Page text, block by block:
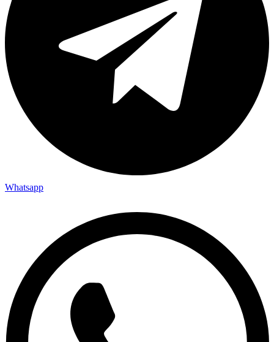
Whatsapp